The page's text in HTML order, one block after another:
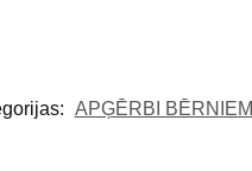
APĢĒRBI BĒRNIEM